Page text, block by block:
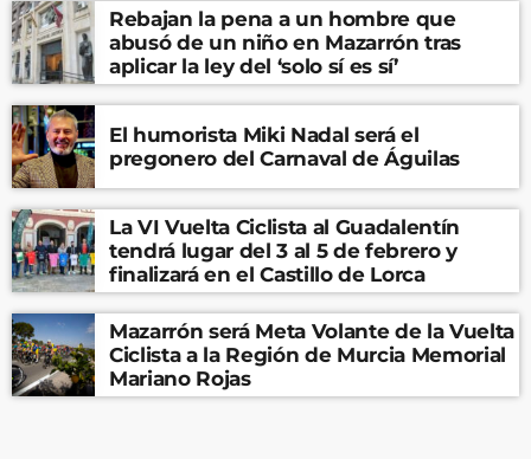
Rebajan la pena a un hombre que
abusó de un niño en Mazarrón tras
aplicar la ley del ‘solo sí es sí’
El humorista Miki Nadal será el
pregonero del Carnaval de Águilas
La VI Vuelta Ciclista al Guadalentín
tendrá lugar del 3 al 5 de febrero y
finalizará en el Castillo de Lorca
Mazarrón será Meta Volante de la Vuelta
Ciclista a la Región de Murcia Memorial
Mariano Rojas